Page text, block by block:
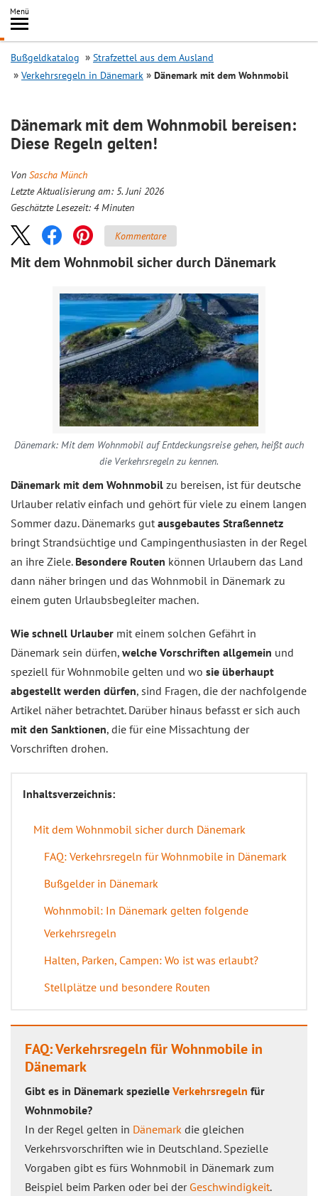
Inhalt
springen
Menü
Search
Bußgeldkatalog
Strafzettel aus dem Ausland
Verkehrsregeln in Dänemark
Dänemark mit dem Wohnmobil
Dänemark mit dem Wohnmobil bereisen:
Diese Regeln gelten!
Von Sascha Münch
Letzte Aktualisierung am: 5. Juni 2026
Geschätzte Lesezeit: 4 Minuten
Kommentare
Mit dem Wohnmobil sicher durch Dänemark
Dänemark: Mit dem Wohnmobil auf Entdeckungsreise gehen, heißt auch
die Verkehrsregeln zu kennen.
Dänemark mit dem Wohnmobil zu bereisen, ist für deutsche
Urlauber relativ einfach und gehört für viele zu einem langen
Sommer dazu. Dänemarks gut ausgebautes Straßennetz
bringt Strandsüchtige und Campingenthusiasten in der Regel
an ihre Ziele. Besondere Routen können Urlaubern das Land
dann näher bringen und das Wohnmobil in Dänemark zu
einem guten Urlaubsbegleiter machen.
Wie schnell Urlauber mit einem solchen Gefährt in
Dänemark sein dürfen, welche Vorschriften allgemein und
speziell für Wohnmobile gelten und wo sie überhaupt
abgestellt werden dürfen, sind Fragen, die der nachfolgende
Artikel näher betrachtet. Darüber hinaus befasst er sich auch
mit den Sanktionen, die für eine Missachtung der
Vorschriften drohen.
Inhaltsverzeichnis:
Mit dem Wohnmobil sicher durch Dänemark
FAQ: Verkehrsregeln für Wohnmobile in Dänemark
Bußgelder in Dänemark
Wohnmobil: In Dänemark gelten folgende
Verkehrsregeln
Halten, Parken, Campen: Wo ist was erlaubt?
Stellplätze und besondere Routen
FAQ: Verkehrsregeln für Wohnmobile in
Dänemark
Gibt es in Dänemark spezielle Verkehrsregeln für
Wohnmobile?
In der Regel gelten in Dänemark die gleichen
Verkehrsvorschriften wie in Deutschland. Spezielle
Vorgaben gibt es fürs Wohnmobil in Dänemark zum
Beispiel beim Parken oder bei der Geschwindigkeit.